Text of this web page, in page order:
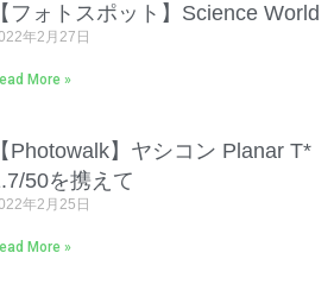
【フォトスポット】Science World
年2月27日
More »
【Photowalk】ヤシコン Planar T*
50を携えて
年2月25日
More »